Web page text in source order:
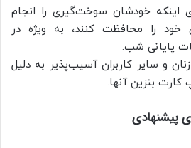
اینکه خودشان سوخت‌گیری را انجام
خود را محافظت کنند، به ویژه در
پایانی شب.
و سایر کاربران آسیب‌پذیر به دلیل
بنزین آنها.
پیشنهادی